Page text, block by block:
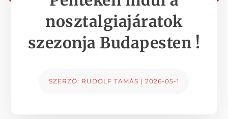
nosztalgiajáratok
szezonja Budapesten !
SZERZŐ: RUDOLF TAMÁS | 2026-05-1